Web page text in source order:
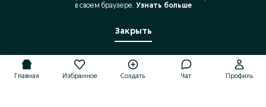
Главная Избранное Создать Чат Профиль
в своeм браузере. Узнать больше
Закрыть